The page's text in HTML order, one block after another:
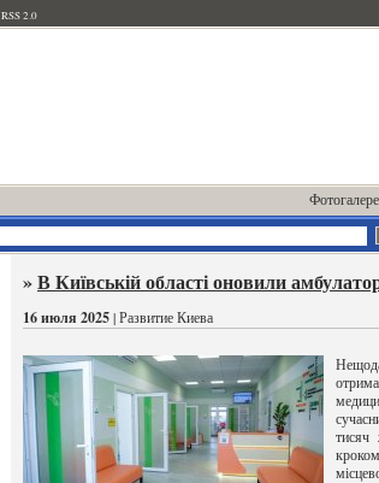
RSS 2.0
»В Київській області оновили
16 июля 2025| Развитие Киева
тисяч